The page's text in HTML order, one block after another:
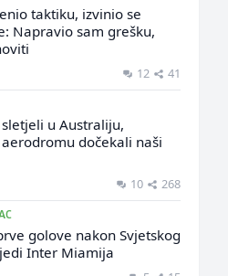
taktiku, izvinio se
Napravio sam grešku,
12 41
u Australiju,
dočekali naši
10 268
golove nakon Svjetskog
Inter Miamija